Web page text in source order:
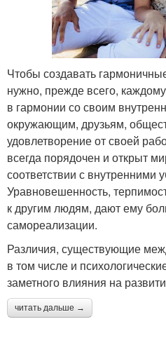
Чтобы создавать
нужно, прежде всего,
в гармонии со своим
окружающим, друзьям,
удовлетворение от своей
всегда порядочен и открыт
соответствии с внутренними
Уравновешенность,
к другим людям, дают ему
самореализации.
Различия, существующие
в том числе и
заметного влияния на
читать дальше →